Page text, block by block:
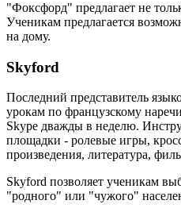
"Фоксфорд" предлагает не
Ученикам предлагается
на дому.
Skyford
Последний представитель
урокам по французскому
Skype дважды в неделю.
площадки - ролевые игры,
произведения, литература,
Skyford позволяет ученикам
"родного" или "чужого"